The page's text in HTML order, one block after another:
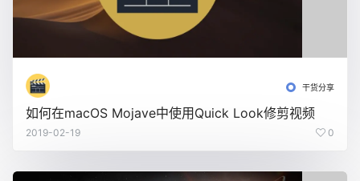
干货分享
如何在macOS Mojave中使用Quick Look修剪视频
2019-02-19 0